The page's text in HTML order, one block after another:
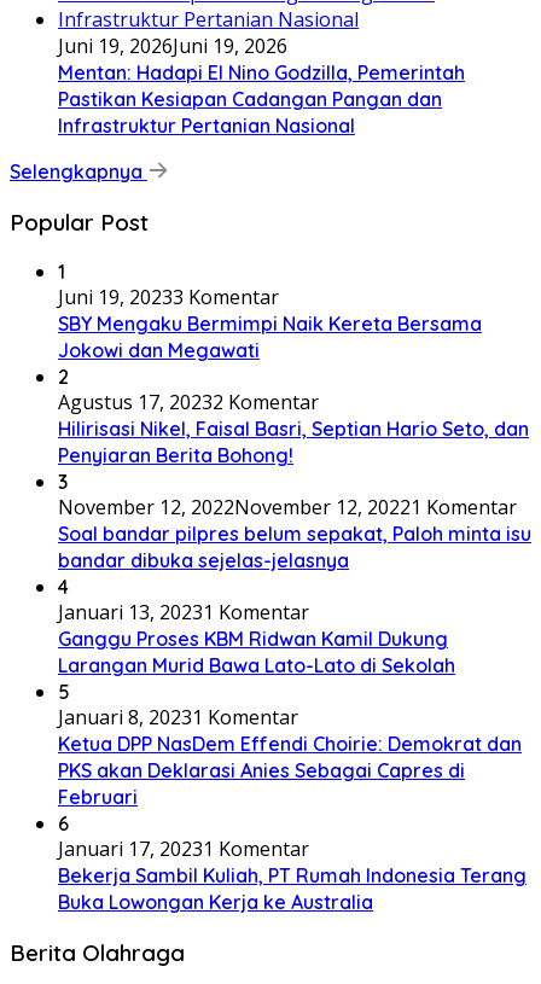
Juni 19, 2026Juni 19, 2026
Mentan: Hadapi El Nino Godzilla, Pemerintah
Pastikan Kesiapan Cadangan Pangan dan
Infrastruktur Pertanian Nasional
Selengkapnya
Popular Post
1
Juni 19, 20233 Komentar
SBY Mengaku Bermimpi Naik Kereta Bersama
Jokowi dan Megawati
2
Agustus 17, 20232 Komentar
Hilirisasi Nikel, Faisal Basri, Septian Hario Seto, dan
Penyiaran Berita Bohong!
3
November 12, 2022November 12, 20221 Komentar
Soal bandar pilpres belum sepakat, Paloh minta isu
bandar dibuka sejelas-jelasnya
4
Januari 13, 20231 Komentar
Ganggu Proses KBM Ridwan Kamil Dukung
Larangan Murid Bawa Lato-Lato di Sekolah
5
Januari 8, 20231 Komentar
Ketua DPP NasDem Effendi Choirie: Demokrat dan
PKS akan Deklarasi Anies Sebagai Capres di
Februari
6
Januari 17, 20231 Komentar
Bekerja Sambil Kuliah, PT Rumah Indonesia Terang
Buka Lowongan Kerja ke Australia
Berita Olahraga